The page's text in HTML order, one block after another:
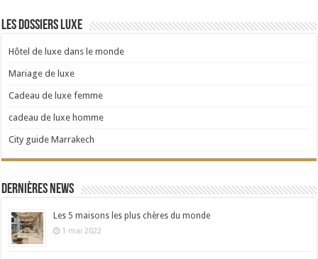
Les dossiers Luxe
Hôtel de luxe dans le monde
Mariage de luxe
Cadeau de luxe femme
cadeau de luxe homme
City guide Marrakech
Dernières news
Les 5 maisons les plus chères du monde
1 mai 2022